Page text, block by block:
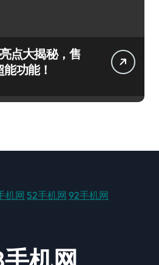
点大揭秘，售
功能！
机网 52手机网 92手机网